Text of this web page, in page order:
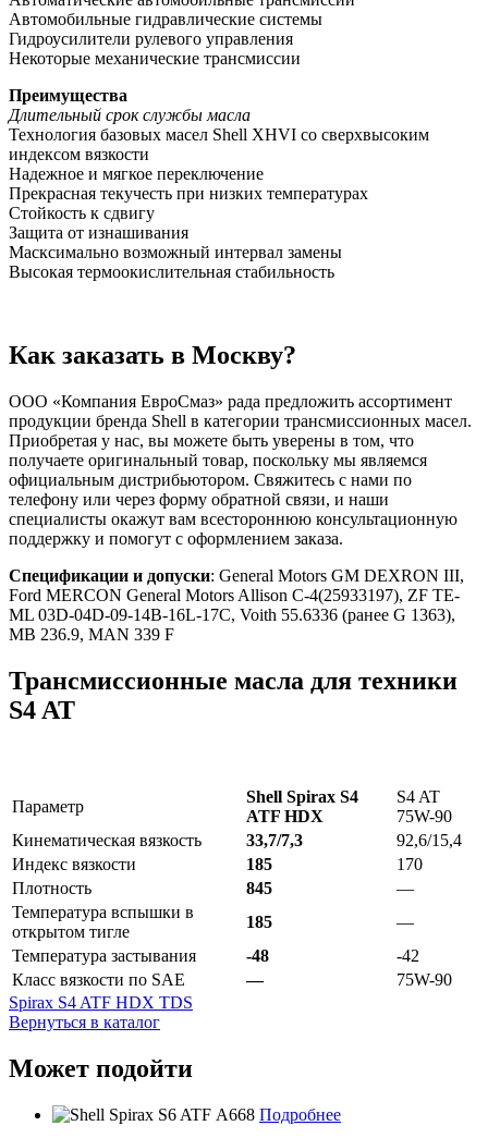
Автомобильные гидравлические системы
Гидроусилители рулевого управления
Некоторые механические трансмиссии
Преимущества
Длительный срок службы масла
Технология базовых масел Shell XHVI со сверхвысоким
индексом вязкости
Надежное и мягкое переключение
Прекрасная текучесть при низких температурах
Стойкость к сдвигу
Защита от изнашивания
Масксимально возможный интервал замены
Высокая термоокислительная стабильность
Как заказать в Москву?
ООО «Компания ЕвроСмаз» рада предложить ассортимент
продукции бренда Shell в категории трансмиссионных масел.
Приобретая у нас, вы можете быть уверены в том, что
получаете оригинальный товар, поскольку мы являемся
официальным дистрибьютором. Свяжитесь с нами по
телефону или через форму обратной связи, и наши
специалисты окажут вам всестороннюю консультационную
поддержку и помогут с оформлением заказа.
Спецификации и допуски: General Motors GM DEXRON III,
Ford MERCON General Motors Allison C-4(25933197), ZF TE-
ML 03D-04D-09-14B-16L-17C, Voith 55.6336 (ранее G 1363),
MB 236.9, MAN 339 F
Трансмиссионные масла для техники
S4 AT
Параметр
Shell Spirax S4
ATF HDX
S4 AT
75W-90
Кинематическая вязкость
33,7/7,3
92,6/15,4
Индекс вязкости
185
170
Плотность
845
—
Температура вспышки в
открытом тигле
185
—
Температура застывания
-48
-42
Класс вязкости по SAE
—
75W-90
Spirax S4 ATF HDX TDS
Вернуться в каталог
Может подойти
Подробнее